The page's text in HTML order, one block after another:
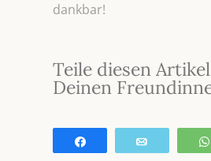
dankbar!
Teile diesen
Deinen